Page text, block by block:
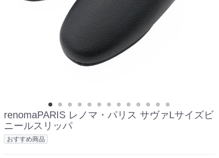
renomaPARIS レノマ・パリス サヴァLサイズビ
ニールスリッパ
おすすめ商品